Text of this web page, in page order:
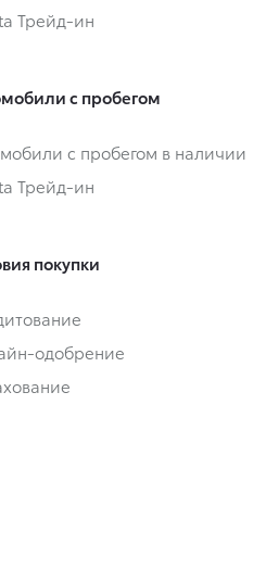
Трейд-ин
с пробегом
с пробегом в наличии
Трейд-ин
покупки
одобрение